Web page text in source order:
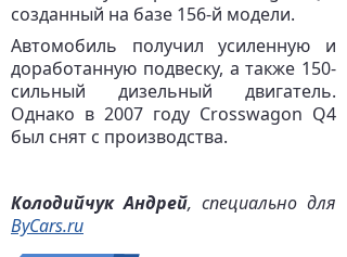
созданный на базе 156-й модели.
Автомобиль получил усиленную и
доработанную подвеску, а также 150-
сильный дизельный двигатель.
Однако в 2007 году Crosswagon Q4
был снят с производства.
Колодийчук Андрей, специально для
ByCars.ru